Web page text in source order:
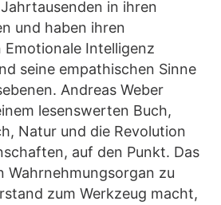
in ihren
und haben ihren
Intelligenz
seine empathischen Sinne
Andreas Weber
lesenswerten Buch,
Natur und die Revolution
auf den Punkt. Das
Wahrnehmungsorgan zu
zum Werkzeug macht,